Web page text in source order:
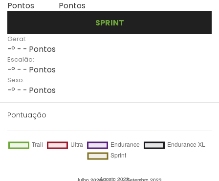
Pontos
Pontos
SPRINT
Geral:
-º - - Pontos
Escalão:
-º - - Pontos
Sexo:
-º - - Pontos
Pontuação